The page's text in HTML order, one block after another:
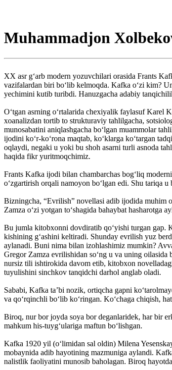
Muhammadjon
XX asr g‘arb modern yozuvchilari orasida Frants
vazifalardan biri bo‘lib kelmoqda. Kafka o‘zi kim?
yechimini kutib turibdi. Hanuzgacha adabiy
O‘tgan asrning o‘rtalarida chexiyalik faylasuf Karel
xoanalizdan tortib to strukturaviy tahlilgacha,
munosabatini aniqlashgacha bo‘lgan muammolar
ijodini ko‘r-ko‘rona maqtab, ko‘klarga ko‘targan
oqlaydi, negaki u yoki bu shoh asarni turli asnoda
haqida fikr yuritmoqchimiz.
Frants Kafka ijodi bilan chambarchas bog‘liq
o‘zgartirish orqali namoyon bo‘lgan edi. Shu tariqa
Bizningcha, “Evrilish” novellasi adib ijodida muhim
Zamza o‘zi yotgan to‘shagida bahaybat hasharotga
Bu jumla kitobxonni dovdiratib qo‘yishi turgan gap.
kishining g‘ashini keltiradi. Shunday evrilish yuz
aylanadi. Buni nima bilan izohlashimiz mumkin?
Gregor Zamza evrilishidan so‘ng u va uning
nursiz tili ishtirokida davom etib, kitobxon
tuyulishini sinchkov tanqidchi darhol anglab oladi.
Sababi, Kafka ta’bi nozik, ortiqcha gapni
va qo‘rqinchli bo‘lib ko‘ringan. Ko‘chaga chiqish,
Biroq, nur bor joyda soya bor deganlaridek, har bir
mahkum his-tuyg‘ulariga maftun bo‘lishgan.
Kafka 1920 yil (o‘limidan sal oldin) Milena
mobaynida adib hayotining mazmuniga aylandi.
nalistlik faoliyatini munosib baholagan. Biroq